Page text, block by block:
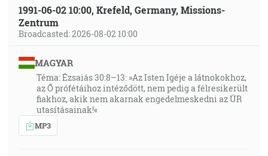
1991-06-02 10:00, Krefeld, Germany, Missions-
Zentrum
Broadcasted: 2026-08-02 10:00
MAGYAR
Téma: Ézsaiás 30:8–13: »Az Isten Igéje a látnokokhoz,
az Ő prófétáihoz intéződött, nem pedig a félresikerült
fiakhoz, akik nem akarnak engedelmeskedni az ÚR
utasításainak!«
MP3